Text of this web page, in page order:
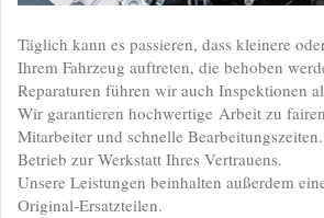
Täglich kann es passieren, dass kleinere
Ihrem Fahrzeug auftreten, die behoben
Reparaturen führen wir auch Inspektionen
Wir garantieren hochwertige Arbeit zu
Mitarbeiter und schnelle
Betrieb zur Werkstatt Ihres Vertrauens.
Unsere Leistungen beinhalten außerdem
Original-Ersatzteilen.